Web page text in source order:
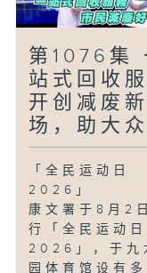
第1076集
站式回收
开创减废
场，助大
「全民运动日
2026」
康文署于8月2
行「全民运动日
2026」，于九
园体育馆设有多